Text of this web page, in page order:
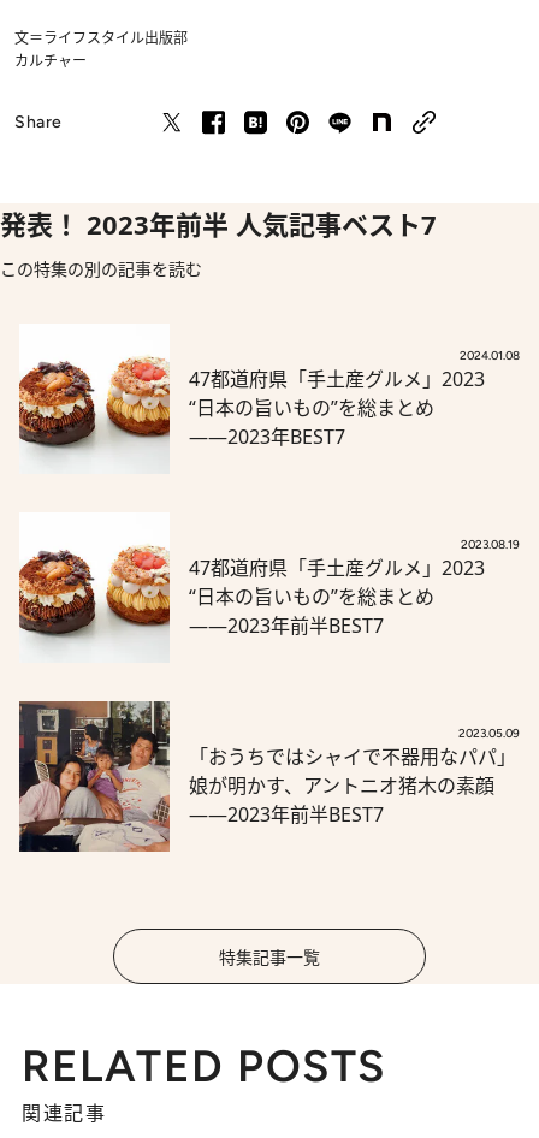
文＝ライフスタイル出版部
カルチャー
Share
発表！ 2023年前半 人気記事ベスト7
この特集の別の記事を読む
2024.01.08
47都道府県「手土産グルメ」2023
“日本の旨いもの”を総まとめ
――2023年BEST7
2023.08.19
47都道府県「手土産グルメ」2023
“日本の旨いもの”を総まとめ
――2023年前半BEST7
2023.05.09
「おうちではシャイで不器用なパパ」
娘が明かす、アントニオ猪木の素顔
――2023年前半BEST7
特集記事一覧
RELATED POSTS
関連記事